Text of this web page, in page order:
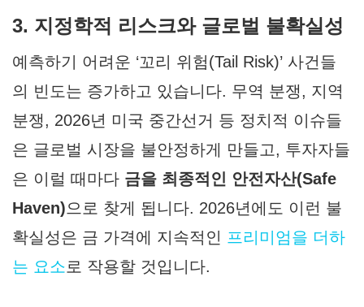
3. 지정학적 리스크와 글로벌 불확실성
예측하기 어려운 ‘꼬리 위험(Tail Risk)’ 사건들
의 빈도는 증가하고 있습니다. 무역 분쟁, 지역
분쟁, 2026년 미국 중간선거 등 정치적 이슈들
은 글로벌 시장을 불안정하게 만들고, 투자자들
은 이럴 때마다 금을 최종적인 안전자산(Safe
Haven)으로 찾게 됩니다. 2026년에도 이런 불
확실성은 금 가격에 지속적인 프리미엄을 더하
는 요소로 작용할 것입니다.